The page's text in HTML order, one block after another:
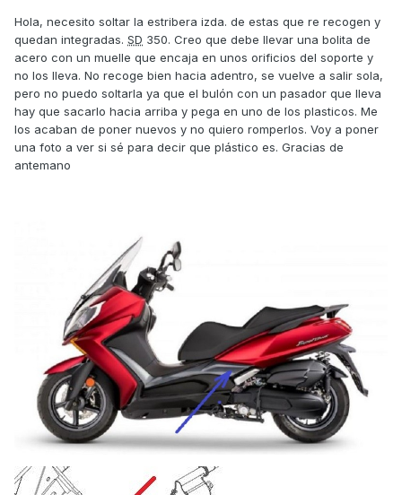
Hola, necesito soltar la estribera izda. de estas que re recogen y
quedan integradas. SD 350. Creo que debe llevar una bolita de
acero con un muelle que encaja en unos orificios del soporte y
no los lleva. No recoge bien hacia adentro, se vuelve a salir sola,
pero no puedo soltarla ya que el bulón con un pasador que lleva
hay que sacarlo hacia arriba y pega en uno de los plasticos. Me
los acaban de poner nuevos y no quiero romperlos. Voy a poner
una foto a ver si sé para decir que plástico es. Gracias de
antemano